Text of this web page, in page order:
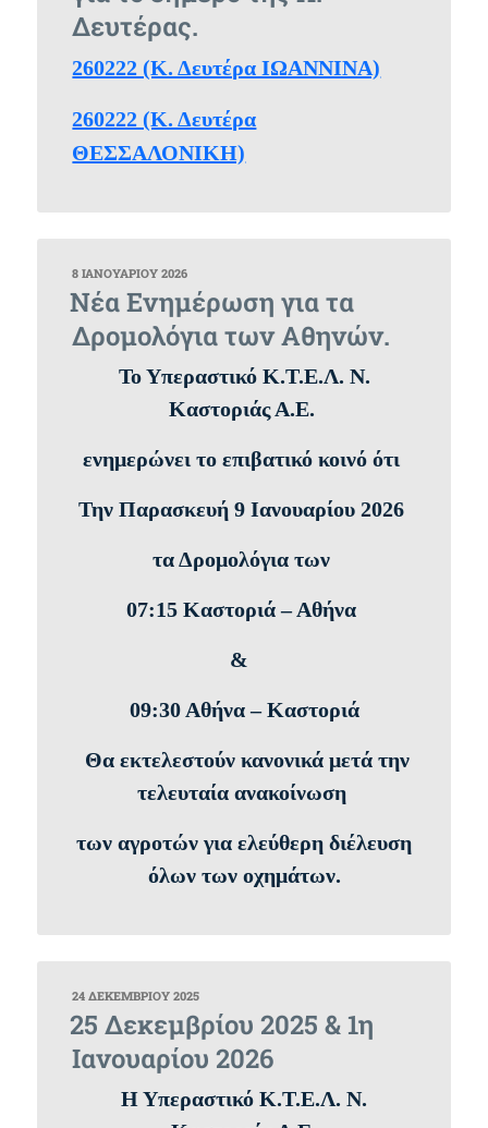
Δευτέρας.
260222 (Κ. Δευτέρα ΙΩΑΝΝΙΝΑ)
260222 (Κ. Δευτέρα
ΘΕΣΣΑΛΟΝΙΚΗ)
ΔΗΜΟΣΙΕΎΤΗΚΕ
ΣΤΙΣ
8 ΙΑΝΟΥΑΡΊΟΥ 2026
Νέα Ενημέρωση για τα
Δρομολόγια των Αθηνών.
Το Υπεραστικό Κ.Τ.Ε.Λ. Ν.
Καστοριάς Α.Ε.
ενημερώνει το επιβατικό κοινό ότι
Την Παρασκευή 9 Ιανουαρίου 2026
τα Δρομολόγια των
07:15 Καστοριά – Αθήνα
&
09:30 Αθήνα – Καστοριά
Θα εκτελεστούν κανονικά μετά την
τελευταία ανακοίνωση
των αγροτών για ελεύθερη διέλευση
όλων των οχημάτων.
ΔΗΜΟΣΙΕΎΤΗΚΕ
ΣΤΙΣ
24 ΔΕΚΕΜΒΡΊΟΥ 2025
25 Δεκεμβρίου 2025 & 1η
Ιανουαρίου 2026
Η Υπεραστικό Κ.Τ.Ε.Λ. Ν.